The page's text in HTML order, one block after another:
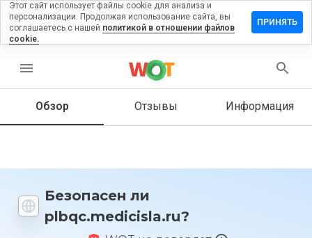
menu
Обзор Отзывы Информация
Безопасен ли
plbqc.medicisla.ru?
отзыв
Как бы
этот
1 до 5?
Этот сайт использует файлы cookie для анализа и
персонализации. Продолжая использование сайта, вы
соглашаетесь с нашей политикой в отношении файлов
cookie.
ПРИНЯТЬ